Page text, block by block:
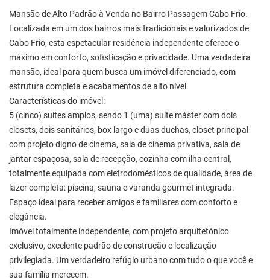
Mansão de Alto Padrão à Venda no Bairro Passagem Cabo Frio.
Localizada em um dos bairros mais tradicionais e valorizados de
Cabo Frio, esta espetacular residência independente oferece o
máximo em conforto, sofisticação e privacidade. Uma verdadeira
mansão, ideal para quem busca um imóvel diferenciado, com
estrutura completa e acabamentos de alto nível.
Características do imóvel:
5 (cinco) suítes amplos, sendo 1 (uma) suíte máster com dois
closets, dois sanitários, box largo e duas duchas, closet principal
com projeto digno de cinema, sala de cinema privativa, sala de
jantar espaçosa, sala de recepção, cozinha com ilha central,
totalmente equipada com eletrodomésticos de qualidade, área de
lazer completa: piscina, sauna e varanda gourmet integrada.
Espaço ideal para receber amigos e familiares com conforto e
elegância.
Imóvel totalmente independente, com projeto arquitetônico
exclusivo, excelente padrão de construção e localização
privilegiada. Um verdadeiro refúgio urbano com tudo o que você e
sua família merecem.